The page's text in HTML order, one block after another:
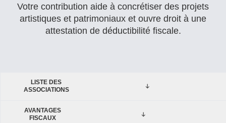
Votre con­tri­bu­tion aide à concrétiser des projets
artistiques et pat­ri­mo­ni­aux et ouvre droit à une
attestation de déductibilité fiscale.
LISTE DES
ASSOCIATIONS
AVANTAGES
FISCAUX